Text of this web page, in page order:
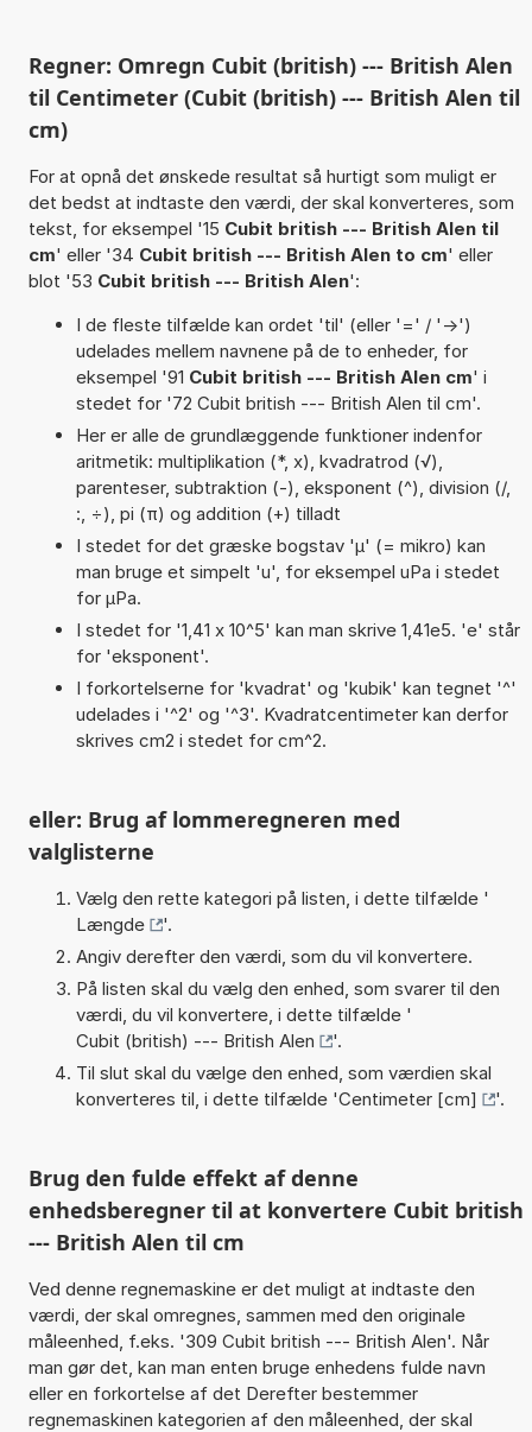
Regner: Omregn Cubit (british) --- British Alen
til Centimeter (Cubit (british) --- British Alen til
cm)
For at opnå det ønskede resultat så hurtigt som muligt er
det bedst at indtaste den værdi, der skal konverteres, som
tekst, for eksempel '15 Cubit british --- British Alen til
cm' eller '34 Cubit british --- British Alen to cm' eller
blot '53 Cubit british --- British Alen':
I de fleste tilfælde kan ordet 'til' (eller '=' / '->')
udelades mellem navnene på de to enheder, for
eksempel '91 Cubit british --- British Alen cm' i
stedet for '72 Cubit british --- British Alen til cm'.
Her er alle de grundlæggende funktioner indenfor
aritmetik: multiplikation (*, x), kvadratrod (√),
parenteser, subtraktion (-), eksponent (^), division (/,
:, ÷), pi (π) og addition (+) tilladt
I stedet for det græske bogstav 'µ' (= mikro) kan
man bruge et simpelt 'u', for eksempel uPa i stedet
for µPa.
I stedet for '1,41 x 10^5' kan man skrive 1,41e5. 'e' står
for 'eksponent'.
I forkortelserne for 'kvadrat' og 'kubik' kan tegnet '^'
udelades i '^2' og '^3'. Kvadratcentimeter kan derfor
skrives cm2 i stedet for cm^2.
eller: Brug af lommeregneren med
valglisterne
Vælg den rette kategori på listen, i dette tilfælde '
Længde
'.
Angiv derefter den værdi, som du vil konvertere.
På listen skal du vælg den enhed, som svarer til den
værdi, du vil konvertere, i dette tilfælde '
Cubit (british) --- British Alen
'.
Til slut skal du vælge den enhed, som værdien skal
konverteres til, i dette tilfælde 'Centimeter [cm] '.
Brug den fulde effekt af denne
enhedsberegner til at konvertere Cubit british
--- British Alen til cm
Ved denne regnemaskine er det muligt at indtaste den
værdi, der skal omregnes, sammen med den originale
måleenhed, f.eks. '309 Cubit british --- British Alen'. Når
man gør det, kan man enten bruge enhedens fulde navn
eller en forkortelse af det Derefter bestemmer
regnemaskinen kategorien af den måleenhed, der skal